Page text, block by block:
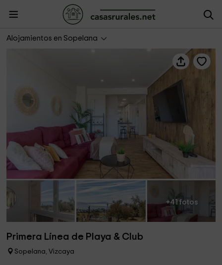
Alojamientos en Sopelana
Primera Línea de Playa & Club
+41 fotos
Primera Línea de Playa & Club
Sopelana, Vizcaya